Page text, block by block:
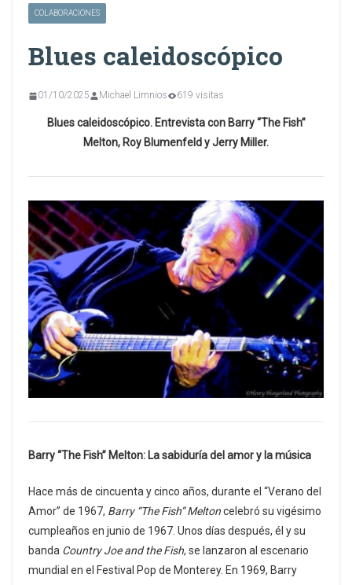
COLABORACIONES
Blues caleidoscópico
01/10/2025 Michael Limnios 619 visitas
Blues caleidoscópico. Entrevista con Barry “The Fish”
Melton, Roy Blumenfeld y Jerry Miller.
Barry “The Fish” Melton: La sabiduría del amor y la música
Hace más de cincuenta y cinco años, durante el “Verano del
Amor” de 1967, Barry “The Fish” Meltoncelebró su vigésimo
cumpleaños en junio de 1967. Unos días después, él y su
banda Country Joe and the Fish, se lanzaron al escenario
mundial en el Festival Pop de Monterey. En 1969, Barry